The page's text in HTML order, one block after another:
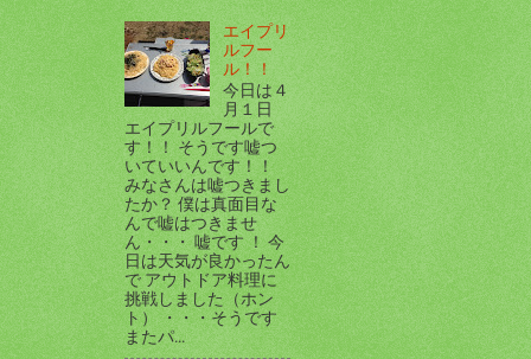
エイプリ
ルフー
ル！！
今日は４
月１日
エイプリルフールで
す！！ そうです嘘つ
いていいんです！！
みなさんは嘘つきまし
たか？ 僕は真面目な
んで嘘はつきませ
ん・・・ 嘘です ！ 今
日は天気が良かったん
で アウトドア料理に
挑戦しました（ホン
ト） ・・・そうです
またパ...